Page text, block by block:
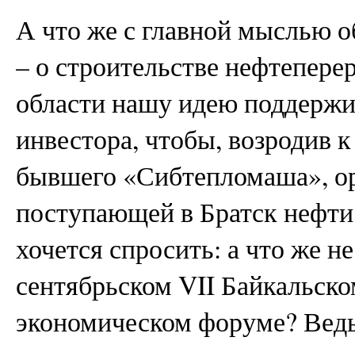
А что же с главной мыслью
– о строительстве
области нашу идею
инвестора, чтобы, возродив
бывшего «Сибтепломаша»,
поступающей в Братск
хочется спросить: а что же
сентябрьском VII
экономическом форуме?